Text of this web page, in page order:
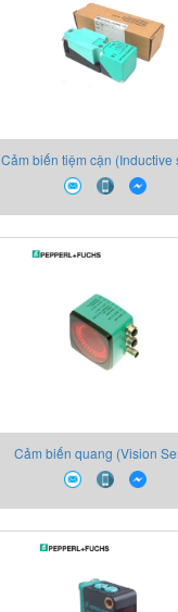
Cảm biến tiệm cận (Inductive
Cảm biến quang (Vision